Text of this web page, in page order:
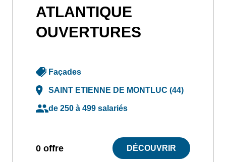
ATLANTIQUE
OUVERTURES
Façades
SAINT ETIENNE DE MONTLUC (44)
de 250 à 499 salariés
0 offre DÉCOUVRIR